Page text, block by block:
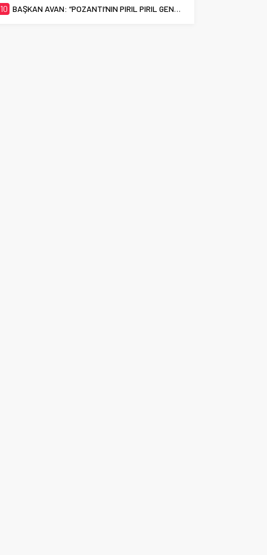
10 BAŞKAN AVAN: “POZANTI’NIN PIRIL PIRIL GENÇLERİ EN İYİ ÜNİVERSİTELERİ HAK EDİYOR”